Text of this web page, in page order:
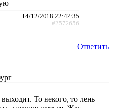
14/12/2018 22:42:35
#2572656
Ответить
То некого, то лень